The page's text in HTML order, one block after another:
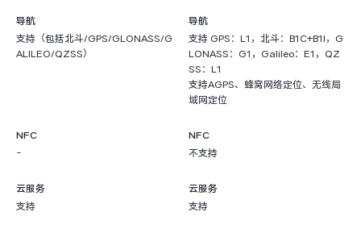
导航
支持（包括北斗/GPS/GLONASS/G
ALILEO/QZSS）
导航
支持 GPS：L1，北斗：B1C+B1I，G
LONASS：G1，Galileo：E1，QZ
SS：L1
支持AGPS、蜂窝网络定位、无线局
域网定位
NFC
-
NFC
不支持
云服务
支持
云服务
支持